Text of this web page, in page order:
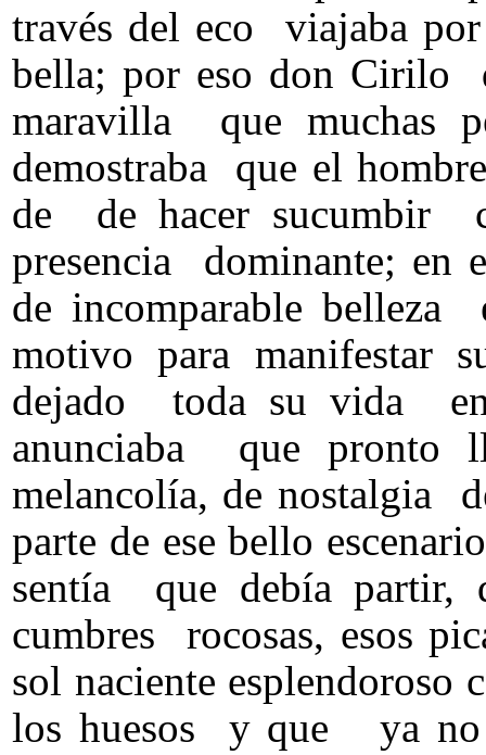
través del eco viajaba
bella; por eso don Cirilo
maravilla que muchas
demostraba que el
de de hacer sucumbir
presencia dominante; en
de incomparable
motivo para manifestar
dejado toda su vida en
anunciaba que
melancolía, de nostalgia
parte de ese bello
sentía que debía partir,
cumbres rocosas, esos
sol naciente
los huesos y que ya no